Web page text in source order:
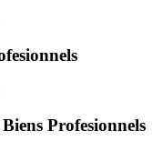
Profesionnels